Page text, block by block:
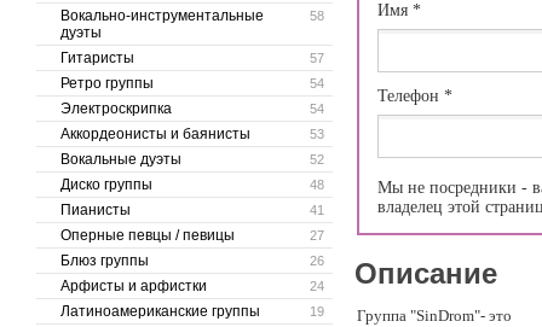
58
Вокально-инструментальные
дуэты
57
Гитаристы
54
Ретро группы
54
Электроскрипка
53
Аккордеонисты и баянисты
52
Вокальные дуэты
48
Диско группы
41
Пианисты
27
Оперные певцы / певицы
26
Блюз группы
24
Арфисты и арфистки
19
Латиноамериканские группы
Имя *
Телефон *
Мы не посредники -
владелец этой
Описание
Группа "SinDrom"- это